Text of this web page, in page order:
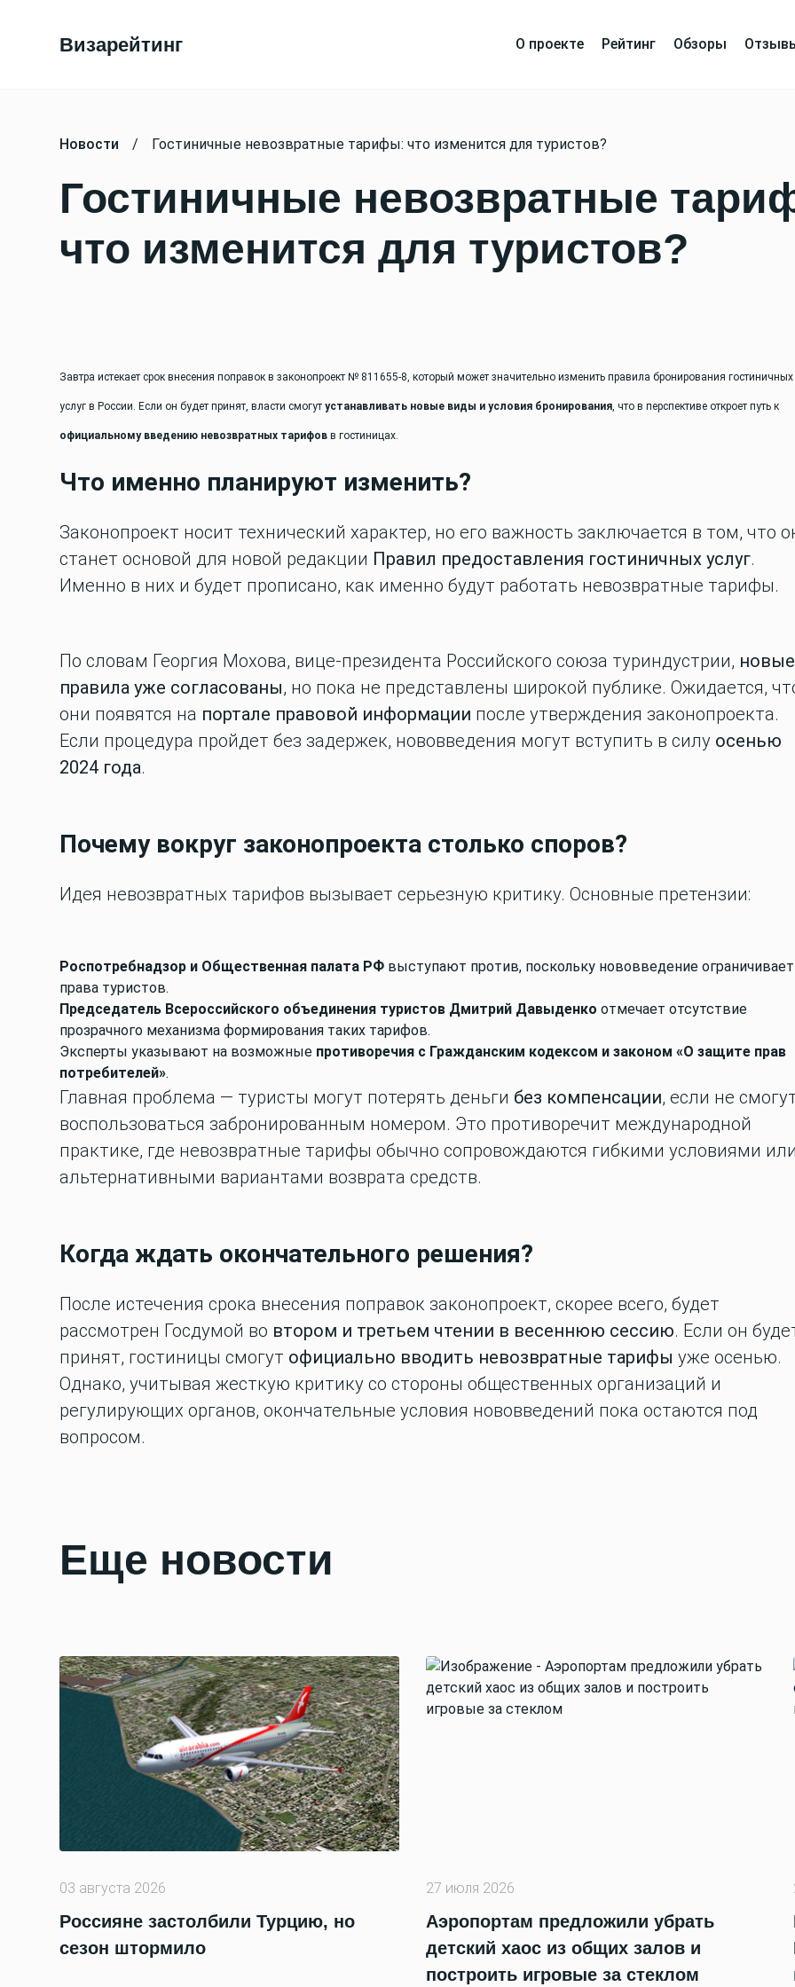
Визарейтинг О проекте Рейтинг Обзоры
Новости / Гостиничные невозвратные тарифы: что изменится для туристов?
Гостиничные невозвратные
что изменится для туристов?
Завтра истекает срок внесения поправок в законопроект № 811655-8, который может значительно изменить правила бронирования гостиничных
услуг в России. Если он будет принят, власти смогут устанавливать новые виды и условия бронирования, что в перспективе откроет путь к
официальному введению невозвратных тарифов в гостиницах.
Что именно планируют изменить?
Законопроект носит технический характер, но его важность заключается в том, что
станет основой для новой редакции Правил предоставления гостиничных услуг.
Именно в них и будет прописано, как именно будут работать невозвратные тарифы.
По словам Георгия Мохова, вице-президента Российского союза туриндустрии, новые
правила уже согласованы, но пока не представлены широкой публике. Ожидается,
они появятся на портале правовой информации после утверждения законопроекта.
Если процедура пройдет без задержек, нововведения могут вступить в силу осенью
2024 года.
Почему вокруг законопроекта столько споров?
Идея невозвратных тарифов вызывает серьезную критику. Основные претензии:
Роспотребнадзор и Общественная палата РФ выступают против, поскольку нововведение ограничивает
права туристов.
Председатель Всероссийского объединения туристов Дмитрий Давыденко отмечает отсутствие
прозрачного механизма формирования таких тарифов.
Эксперты указывают на возможные противоречия с Гражданским кодексом и законом «О защите прав
потребителей».
Главная проблема — туристы могут потерять деньги без компенсации, если не
воспользоваться забронированным номером. Это противоречит международной
практике, где невозвратные тарифы обычно сопровождаются гибкими условиями
альтернативными вариантами возврата средств.
Когда ждать окончательного решения?
После истечения срока внесения поправок законопроект, скорее всего, будет
рассмотрен Госдумой во втором и третьем чтении в весеннюю сессию. Если он
принят, гостиницы смогут официально вводить невозвратные тарифы уже осенью.
Однако, учитывая жесткую критику со стороны общественных организаций и
регулирующих органов, окончательные условия нововведений пока остаются под
вопросом.
Еще новости
03 августа 2026
Россияне застолбили Турцию, но
сезон штормило
27 июля 2026
Аэропортам предложили убрать
детский хаос из общих залов и
построить игровые за стеклом